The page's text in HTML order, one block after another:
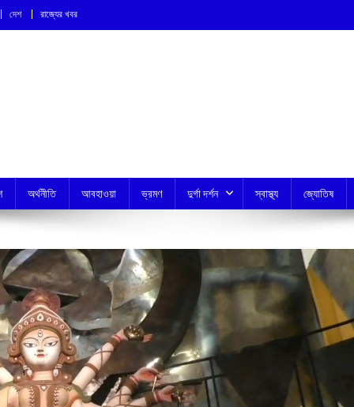
দেশ রাজ্যের খবর
অর্থনীতি আবহাওয়া ভ্রমণ দুর্গা দর্শন স্বাস্থ্য জ্যোতিষ